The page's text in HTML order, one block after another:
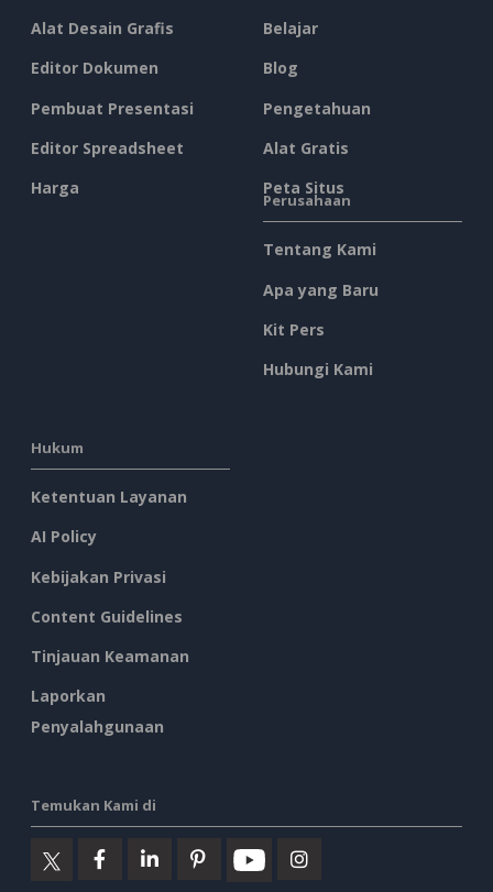
Alat Desain Grafis
Editor Dokumen
Pembuat Presentasi
Editor Spreadsheet
Harga
Belajar
Blog
Pengetahuan
Alat Gratis
Peta Situs
Perusahaan
Tentang Kami
Apa yang Baru
Kit Pers
Hubungi Kami
Hukum
Ketentuan Layanan
AI Policy
Kebijakan Privasi
Content Guidelines
Tinjauan Keamanan
Laporkan
Penyalahgunaan
Temukan Kami di